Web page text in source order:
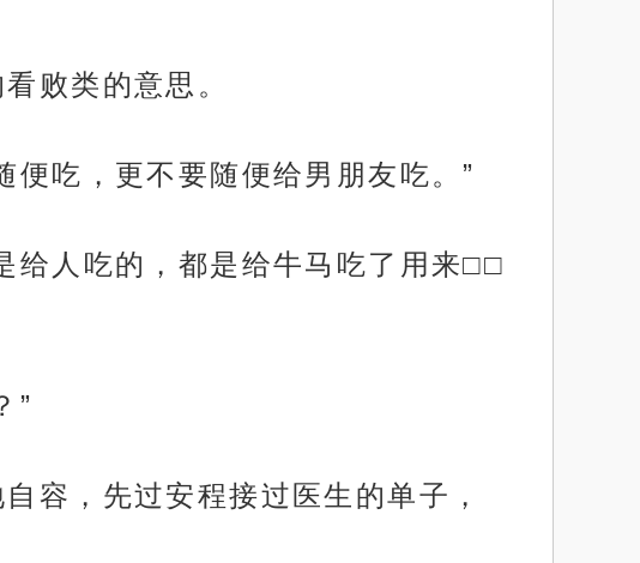
败类的意思。
吃，更不要随便给男朋友吃。”
给人吃的，都是给牛马吃了用来□□
”
容，先过安程接过医生的单子，